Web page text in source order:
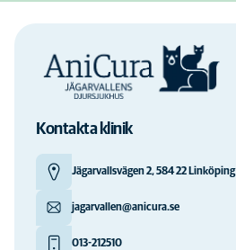
Kontakta klinik
Jägarvallsvägen 2, 584 22 Linköping
jagarvallen@anicura.se
013-212510